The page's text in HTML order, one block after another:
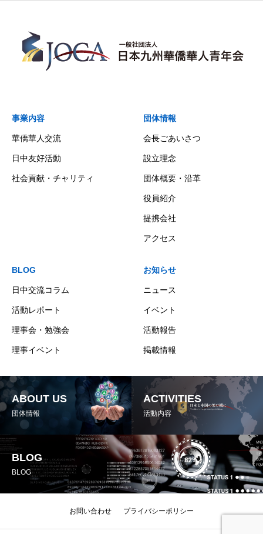
事業内容
華僑華人交流
日中友好活動
社会貢献・チャリティ
団体情報
会長ごあいさつ
設立理念
団体概要・沿革
役員紹介
提携会社
アクセス
BLOG
日中交流コラム
活動レポート
理事会・勉強会
理事イベント
お知らせ
ニュース
イベント
活動報告
掲載情報
ABOUT US
団体情報
ACTIVITIES
活動内容
BLOG
BLOG
お問い合わせ プライバシーポリシー